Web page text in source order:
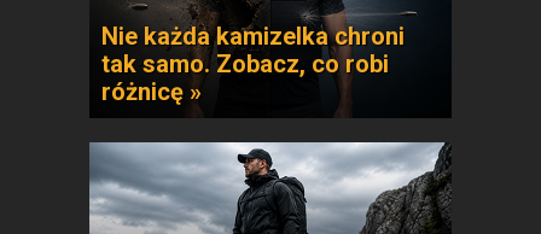
Nie każda kamizelka chroni
tak samo. Zobacz, co robi
różnicę »